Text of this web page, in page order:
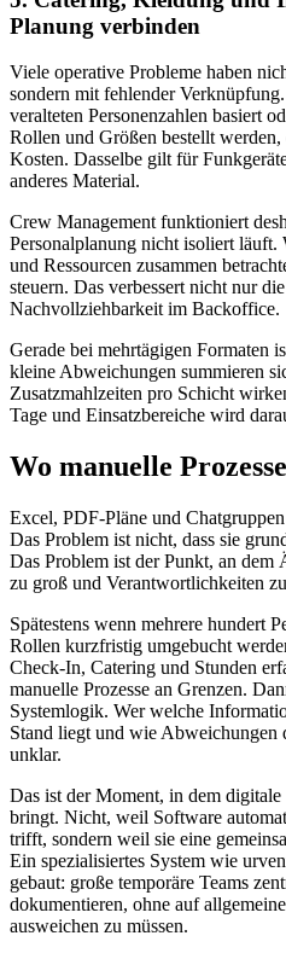
Planung verbinden
Viele operative Probleme haben
sondern mit fehlender
veralteten Personenzahlen basiert
Rollen und Größen bestellt
Kosten. Dasselbe gilt für
anderes Material.
Crew Management funktioniert
Personalplanung nicht isoliert läuft.
und Ressourcen zusammen
steuern. Das verbessert nicht nur
Nachvollziehbarkeit im Backoffice.
Gerade bei mehrtägigen Formaten
kleine Abweichungen summieren
Zusatzmahlzeiten pro Schicht
Tage und Einsatzbereiche wird
Wo manuelle
Excel, PDF-Pläne und
Das Problem ist nicht, dass sie
Das Problem ist der Punkt, an dem
zu groß und Verantwortlichkeiten
Spätestens wenn mehrere hundert
Rollen kurzfristig umgebucht
Check-In, Catering und Stunden
manuelle Prozesse an Grenzen.
Systemlogik. Wer welche
Stand liegt und wie Abweichungen
unklar.
Das ist der Moment, in dem
bringt. Nicht, weil Software
trifft, sondern weil sie eine
Ein spezialisiertes System wie
gebaut: große temporäre Teams
dokumentieren, ohne auf
ausweichen zu müssen.